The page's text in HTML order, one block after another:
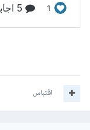
اقتباس